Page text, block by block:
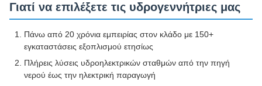
Γιατί να επιλέξετε τις υδρογεννήτριες μας
Πάνω από 20 χρόνια εμπειρίας στον κλάδο με 150+
εγκαταστάσεις εξοπλισμού ετησίως
Πλήρεις λύσεις υδροηλεκτρικών σταθμών από την πηγή
νερού έως την ηλεκτρική παραγωγή